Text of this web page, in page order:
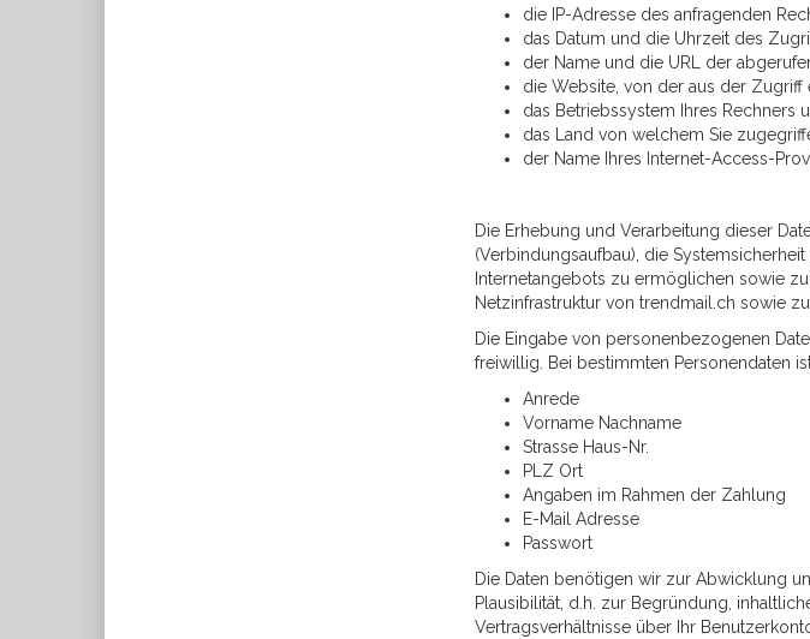
die IP-Adresse des anfragenden
das Datum und die Uhrzeit des
der Name und die URL der
die Website, von der aus der Zugriff
das Betriebssystem Ihres Rechners
das Land von welchem Sie
der Name Ihres Internet-Access-
Die Erhebung und Verarbeitung dieser
(Verbindungsaufbau), die
Internetangebots zu ermöglichen sowie
Netzinfrastruktur von trendmail.ch sowie
Die Eingabe von personenbezogenen
freiwillig. Bei bestimmten Personendaten
Anrede
Vorname Nachname
Strasse Haus-Nr.
PLZ Ort
Angaben im Rahmen der Zahlung
E-Mail Adresse
Passwort
Die Daten benötigen wir zur Abwicklung
Plausibilität, d.h. zur Begründung,
Vertragsverhältnisse über Ihr